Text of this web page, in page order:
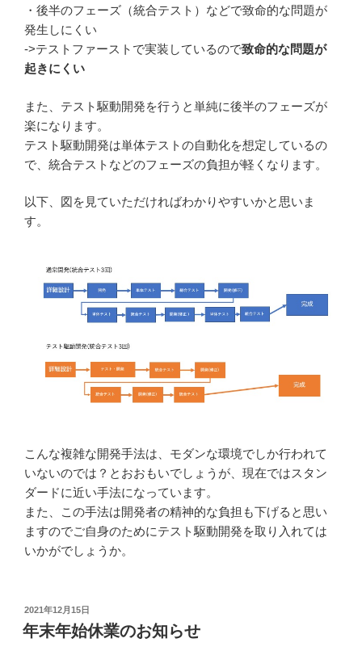
・後半のフェーズ（統合テスト）などで致命的な問題が
発生しにくい
->テストファーストで実装しているので致命的な問題が
起きにくい
また、テスト駆動開発を行うと単純に後半のフェーズが
楽になります。
テスト駆動開発は単体テストの自動化を想定しているの
で、統合テストなどのフェーズの負担が軽くなります。
以下、図を見ていただければわかりやすいかと思いま
す。
こんな複雑な開発手法は、モダンな環境でしか行われて
いないのでは？とおおもいでしょうが、現在ではスタン
ダードに近い手法になっています。
また、この手法は開発者の精神的な負担も下げると思い
ますのでご自身のためにテスト駆動開発を取り入れては
いかがでしょうか。
投
稿
日:
2021年12月15日
年末年始休業のお知らせ